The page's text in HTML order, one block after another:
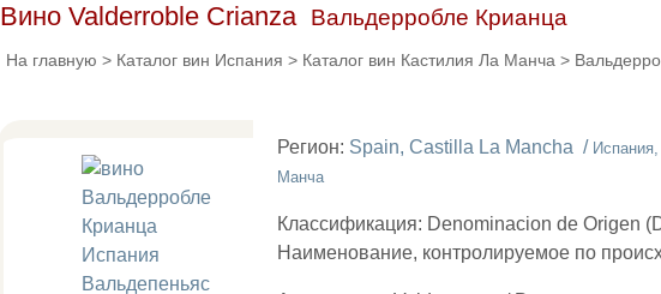
Вино Valderroble Crianza Вальдерробле Крианца
На главную > Каталог вин Испания > Каталог вин Кастилия Ла Манча >
Регион: Spain, Castilla La Mancha /
Манча
Классификация: Denominacion de Origen
Наименование, контролируемое по